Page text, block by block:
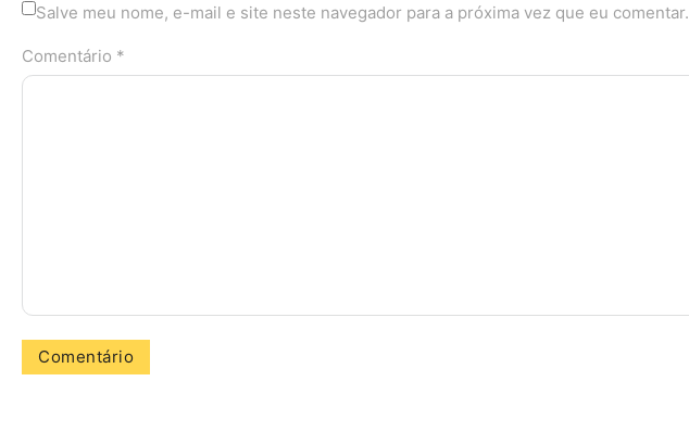
Salve meu nome, e-mail e site neste navegador para a próxima vez que eu comentar.
Comentário *